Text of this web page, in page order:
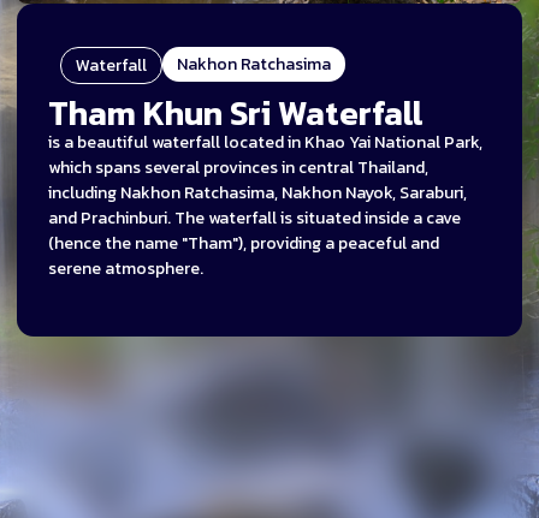
Waterfall Nakhon Ratchasima
Tham Khun Sri Waterfall
is a beautiful waterfall located in Khao Yai National Park,
which spans several provinces in central Thailand,
including Nakhon Ratchasima, Nakhon Nayok, Saraburi,
and Prachinburi. The waterfall is situated inside a cave
(hence the name "Tham"), providing a peaceful and
serene atmosphere.